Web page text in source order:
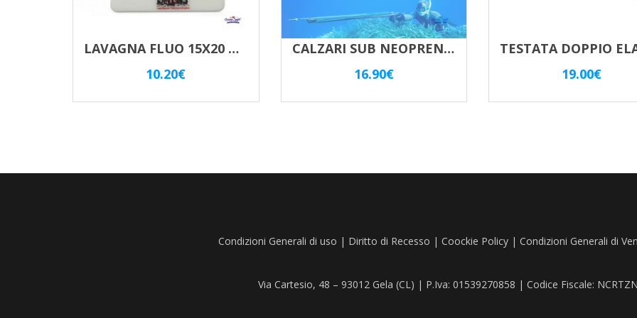
LAVAGNA FLUO 15X20 BEST DUVERS SUB
10.20€
CALZARI SUB NEOPRENE 5,0 Mm
16.90€
19.00€
Condizioni Generali di uso | Diritto di Recesso | Coockie Policy| Condizioni Generali di
Via Cartesio, 48 – 93012 Gela (CL) | P.Iva: 01539270858 | Codice Fiscale: